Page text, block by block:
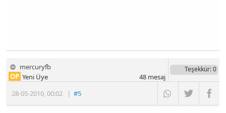
mercuryfb
28-05-2010,00:02 |#5
OP Yeni Üye
Teşekkür: 0
48mesaj